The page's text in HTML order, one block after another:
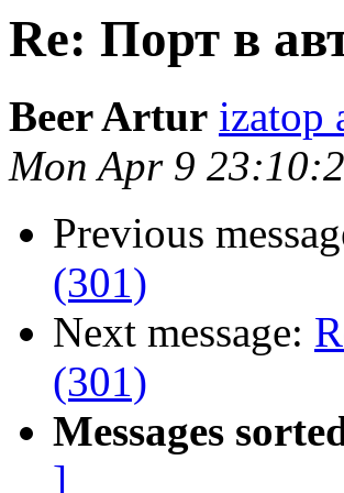
Re: Порт в
Beer Artur izatop
Mon Apr 9
Previous
(301)
Next message:
(301)
Messages
]